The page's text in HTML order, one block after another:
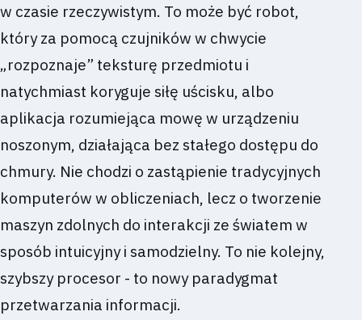
w czasie rzeczywistym. To może być robot,
który za pomocą czujników w chwycie
„rozpoznaje” teksturę przedmiotu i
natychmiast koryguje siłę uścisku, albo
aplikacja rozumiejąca mowę w urządzeniu
noszonym, działająca bez stałego dostępu do
chmury. Nie chodzi o zastąpienie tradycyjnych
komputerów w obliczeniach, lecz o tworzenie
maszyn zdolnych do interakcji ze światem w
sposób intuicyjny i samodzielny. To nie kolejny,
szybszy procesor - to nowy paradygmat
przetwarzania informacji.